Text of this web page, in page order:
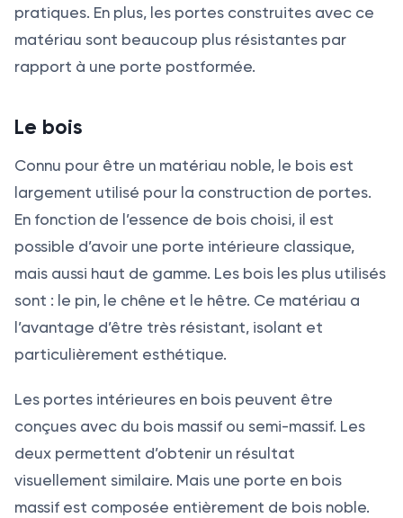
pratiques. En plus, les portes construites avec ce
matériau sont beaucoup plus résistantes par
rapport à une porte postformée.
Le bois
Connu pour être un matériau noble, le bois est
largement utilisé pour la construction de portes.
En fonction de l’essence de bois choisi, il est
possible d’avoir une porte intérieure classique,
mais aussi haut de gamme. Les bois les plus utilisés
sont : le pin, le chêne et le hêtre. Ce matériau a
l’avantage d’être très résistant, isolant et
particulièrement esthétique.
Les portes intérieures en bois peuvent être
conçues avec du bois massif ou semi-massif. Les
deux permettent d’obtenir un résultat
visuellement similaire. Mais une porte en bois
massif est composée entièrement de bois noble.